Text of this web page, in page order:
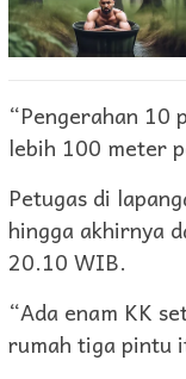
“Pengerahan 10
lebih 100 meter
Petugas di
hingga akhirnya
20.10 WIB.
“Ada enam KK
rumah tiga pintu